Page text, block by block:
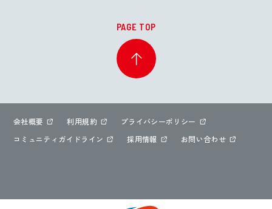
PAGE TOP
会社概要 利用規約
プライバシーポリシー
コミュニティガイドライン
採用情報 お問い合わせ